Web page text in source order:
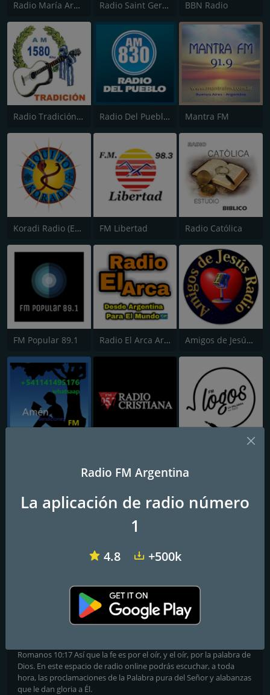
Radio María Argentina Radio Saint Germain BBN Radio
Radio Tradición 1580 AM Radio Del Pueblo 830 AM Mantra FM
Koradi Radio (English) FM Libertad Radio Católica
FM Popular 89.1 Radio El Arca Argentina Online Amigos de Jesús Radio
Identidad Luterana
El Hacedor Radio Online
La fe es por el ír
Romanos 10:17 Así que la fe es por el oír, y el oír, por la palabra de
Dios. En este espacio de radio online podrás escuchar, a toda
hora, las proclamaciones de la Palabra pura del Señor y alabanzas
que le dan gloria a Él.
Radio FM Argentina
La aplicación de radio número
1
4.8 +500k